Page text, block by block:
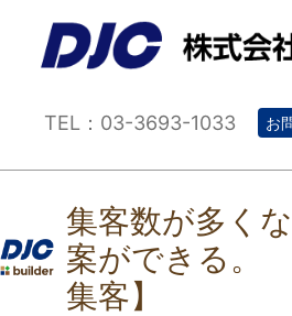
TEL：03-3693-1033 お
集客数が多く
案ができる
集客】